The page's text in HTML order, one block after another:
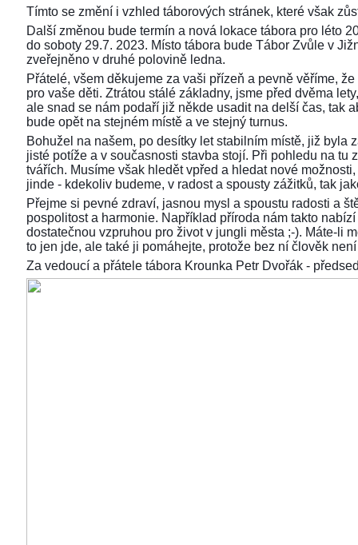
Tímto se změní i vzhled táborových stránek, které však
Další změnou bude termín a nová lokace tábora pro léto
do soboty 29.7. 2023. Místo tábora bude Tábor Zvůle v
zveřejněno v druhé polovině ledna.
Přátelé, všem děkujeme za vaši přízeň a pevně věříme,
pro vaše děti. Ztrátou stálé základny, jsme před dvěma
ale snad se nám podaří již někde usadit na delší čas, tak
bude opět na stejném místě a ve stejný turnus.
Bohužel na našem, po desítky let stabilním místě, již byla
jisté potíže a v současnosti stavba stojí. Při pohledu na tu
tvářích. Musíme však hledět vpřed a hledat nové
jinde - kdekoliv budeme, v radost a spousty zážitků, tak
Přejme si pevné zdraví, jasnou mysl a spoustu radosti a
pospolitost a harmonie. Například příroda nám takto
dostatečnou vzpruhou pro život v jungli města ;-). Máte-li
to jen jde, ale také ji pomáhejte, protože bez ní člověk
Za vedoucí a přátele tábora Krounka Petr Dvořák -